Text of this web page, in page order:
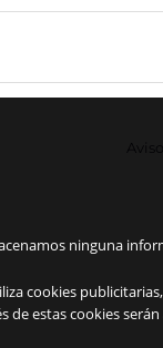
ninguna
cookies
estas cookies serán